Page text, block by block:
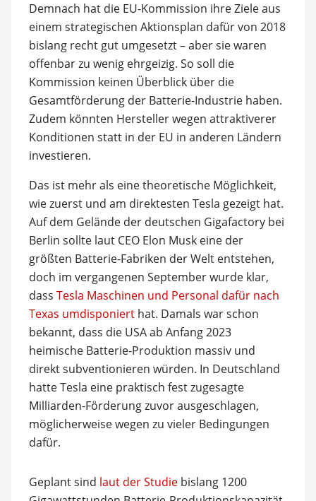
Demnach hat die EU-Kommission ihre Ziele aus
einem strategischen Aktionsplan dafür von 2018
bislang recht gut umgesetzt – aber sie waren
offenbar zu wenig ehrgeizig. So soll die
Kommission keinen Überblick über die
Gesamtförderung der Batterie-Industrie haben.
Zudem könnten Hersteller wegen attraktiverer
Konditionen statt in der EU in anderen Ländern
investieren.
Das ist mehr als eine theoretische Möglichkeit,
wie zuerst und am direktesten Tesla gezeigt hat.
Auf dem Gelände der deutschen Gigafactory bei
Berlin sollte laut CEO Elon Musk eine der
größten Batterie-Fabriken der Welt entstehen,
doch im vergangenen September wurde klar,
dass Tesla Maschinen und Personal dafür nach
Texas umdisponierthat. Damals war schon
bekannt, dass die USA ab Anfang 2023
heimische Batterie-Produktion massiv und
direkt subventionieren würden. In Deutschland
hatte Tesla eine praktisch fest zugesagte
Milliarden-Förderung zuvor ausgeschlagen,
möglicherweise wegen zu vieler Bedingungen
dafür.
Geplant sind laut der Studiebislang 1200